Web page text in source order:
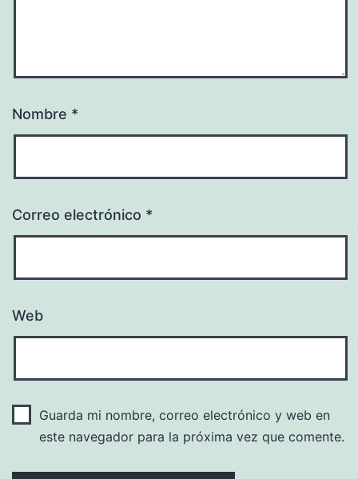
Nombre *
Correo electrónico *
Web
Guarda mi nombre, correo electrónico y web en
este navegador para la próxima vez que comente.